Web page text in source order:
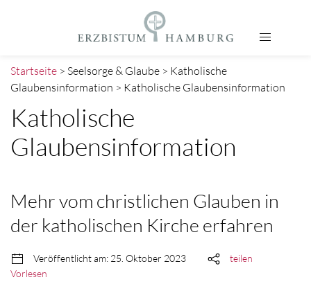
Startseite > Seelsorge & Glaube > Katholische
Glaubensinformation > Katholische Glaubensinformation
Katholische
Glaubensinformation
Mehr vom christlichen Glauben in
der katholischen Kirche erfahren
Veröffentlicht am: 25. Oktober 2023
teilen
Vorlesen